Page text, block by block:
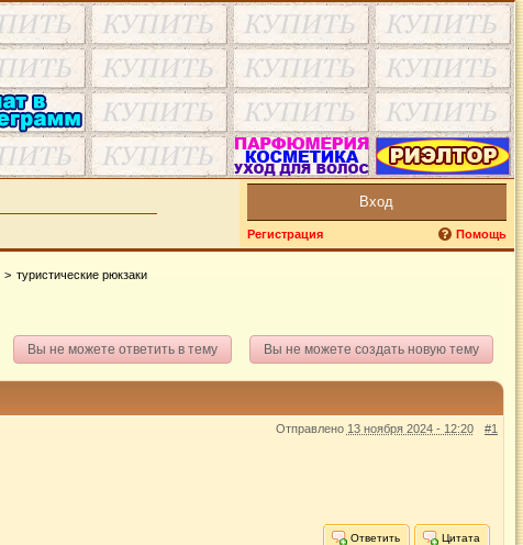
Вход
Регистрация Помощь
туристические рюкзаки
Вы не можете создать новую тему
Вы не можете ответить в тему
#1
Отправлено 13 ноября 2024 - 12:20
Цитата
Ответить